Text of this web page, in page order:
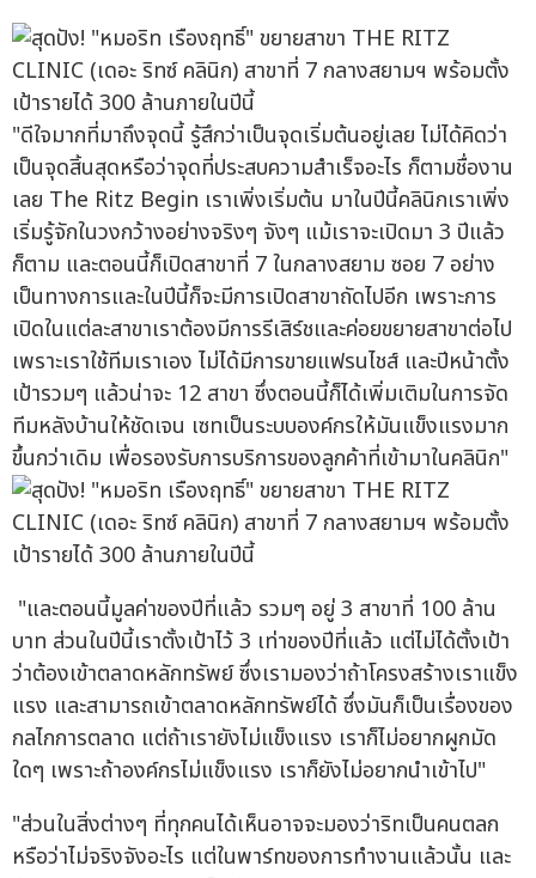
"ดีใจมากที่มาถึงจุดนี้ รู้สึกว่าเป็นจุดเริ่มต้นอยู่เลย ไม่ได้คิดว่า
เป็นจุดสิ้นสุดหรือว่าจุดที่ประสบความสำเร็จอะไร ก็ตามชื่องาน
เลย The Ritz Begin เราเพิ่งเริ่มต้น มาในปีนี้คลินิกเราเพิ่ง
เริ่มรู้จักในวงกว้างอย่างจริงๆ จังๆ แม้เราจะเปิดมา 3 ปีแล้ว
ก็ตาม และตอนนี้ก็เปิดสาขาที่ 7 ในกลางสยาม ซอย 7 อย่าง
เป็นทางการและในปีนี้ก็จะมีการเปิดสาขาถัดไปอีก เพราะการ
เปิดในแต่ละสาขาเราต้องมีการรีเสิร์ชและค่อยขยายสาขาต่อไป
เพราะเราใช้ทีมเราเอง ไม่ได้มีการขายแฟรนไชส์ และปีหน้าตั้ง
เป้ารวมๆ แล้วน่าจะ 12 สาขา ซึ่งตอนนี้ก็ได้เพิ่มเติมในการจัด
ทีมหลังบ้านให้ชัดเจน เซทเป็นระบบองค์กรให้มันแข็งแรงมาก
ขึ้นกว่าเดิม เพื่อรองรับการบริการของลูกค้าที่เข้ามาในคลินิก"
"และตอนนี้มูลค่าของปีที่แล้ว รวมๆ อยู่ 3 สาขาที่ 100 ล้าน
บาท ส่วนในปีนี้เราตั้งเป้าไว้ 3 เท่าของปีที่แล้ว แต่ไม่ได้ตั้งเป้า
ว่าต้องเข้าตลาดหลักทรัพย์ ซึ่งเรามองว่าถ้าโครงสร้างเราแข็ง
แรง และสามารถเข้าตลาดหลักทรัพย์ได้ ซึ่งมันก็เป็นเรื่องของ
กลไกการตลาด แต่ถ้าเรายังไม่แข็งแรง เราก็ไม่อยากผูกมัด
ใดๆ เพราะถ้าองค์กรไม่แข็งแรง เราก็ยังไม่อยากนำเข้าไป"
"ส่วนในสิ่งต่างๆ ที่ทุกคนได้เห็นอาจจะมองว่าริทเป็นคนตลก
หรือว่าไม่จริงจังอะไร แต่ในพาร์ทของการทำงานแล้วนั้น และ